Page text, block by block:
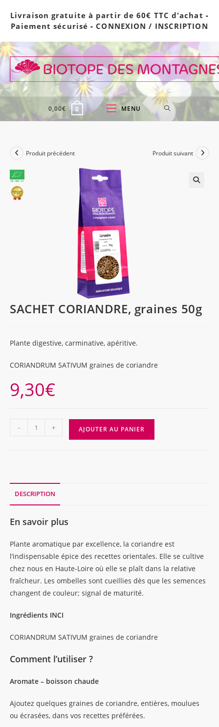
content
Livraison gratuite à partir de 60€ TTC d'achat -
Paiement sécurisé - CONNEXION / INSCRIPTION
0,00€ 0 MENU
Produit précédent Produit suivant
SACHET CORIANDRE, graines 50g
Plante digestive, carminative, apéritive.
CORIANDRUM SATIVUM graines de coriandre
9,30€
quantité
50g
- + AJOUTER AU PANIER
DESCRIPTION
En savoir plus
Plante aromatique par excellence, la coriandre est
l’indispensable épice des recettes orientales. Elle se cultive
chez nous en Haute-Loire où elle se plaît dans la relative
fraîcheur. Les ombelles sont cueillies dès que les semences
changent de couleur; signal de maturité.
Ingrédients INCI
CORIANDRUM SATIVUM graines de coriandre
Comment l’utiliser ?
Aromate – boisson chaude
Ajoutez quelques graines de coriandre, entières, moulues
ou écrasées, dans vos recettes préférées.